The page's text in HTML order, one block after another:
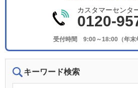
カスタマーセンタ
0120-
受付時間 9:00～18:00（年末
キーワード検索